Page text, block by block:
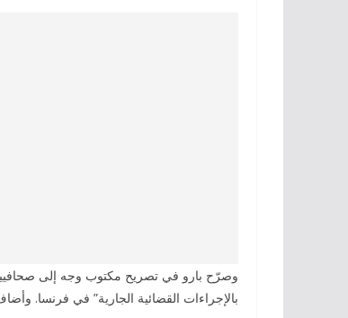
وصرّح بارو في تصريح مكتوب وجه إلى
بالإجراءات القضائية الجارية” في فرنسا.